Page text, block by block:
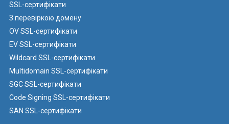
SSL-сертифікати
З перевіркою домену
OV SSL-сертифікати
EV SSL-сертифікати
Wildcard SSL-сертифікати
Multidomain SSL-сертифікати
SGC SSL-сертифікати
Code Signing SSL-сертифікати
SAN SSL-сертифікати